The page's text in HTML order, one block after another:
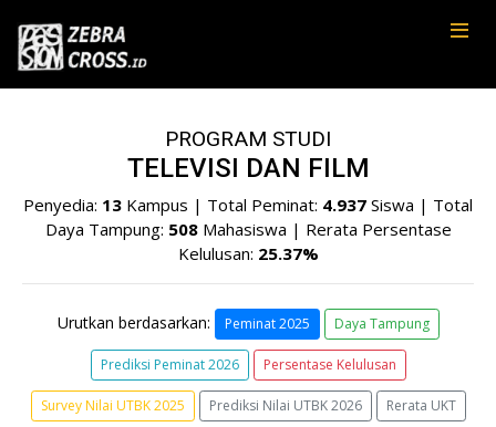
PROGRAM STUDI
TELEVISI DAN FILM
Penyedia: 13 Kampus | Total Peminat: 4.937 Siswa | Total
Daya Tampung: 508Mahasiswa | Rerata Persentase
Kelulusan: 25.37%
Urutkan berdasarkan: Peminat 2025 Daya Tampung
Prediksi Peminat 2026 Persentase Kelulusan
Survey Nilai UTBK 2025 Prediksi Nilai UTBK 2026 Rerata UKT